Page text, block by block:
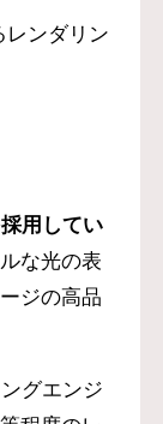
レンダリン
用してい
な光の表
ジの高品
グエンジ